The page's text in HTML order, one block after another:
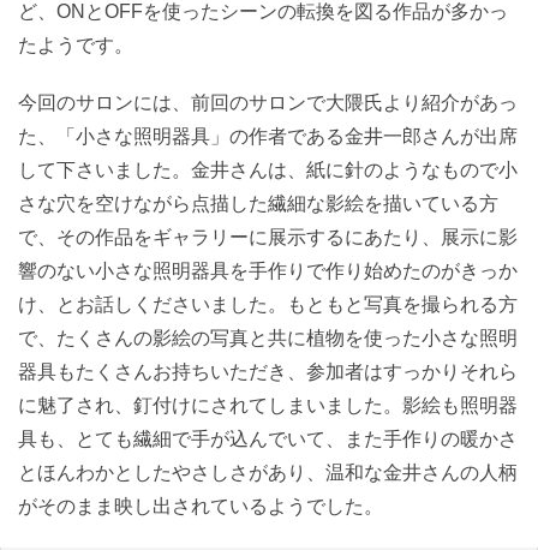
ど、ONとOFFを使ったシーンの転換を図る作品が多かっ
たようです。
今回のサロンには、前回のサロンで大隈氏より紹介があっ
た、「小さな照明器具」の作者である金井一郎さんが出席
して下さいました。金井さんは、紙に針のようなもので小
さな穴を空けながら点描した繊細な影絵を描いている方
で、その作品をギャラリーに展示するにあたり、展示に影
響のない小さな照明器具を手作りで作り始めたのがきっか
け、とお話しくださいました。もともと写真を撮られる方
で、たくさんの影絵の写真と共に植物を使った小さな照明
器具もたくさんお持ちいただき、参加者はすっかりそれら
に魅了され、釘付けにされてしまいました。影絵も照明器
具も、とても繊細で手が込んでいて、また手作りの暖かさ
とほんわかとしたやさしさがあり、温和な金井さんの人柄
がそのまま映し出されているようでした。